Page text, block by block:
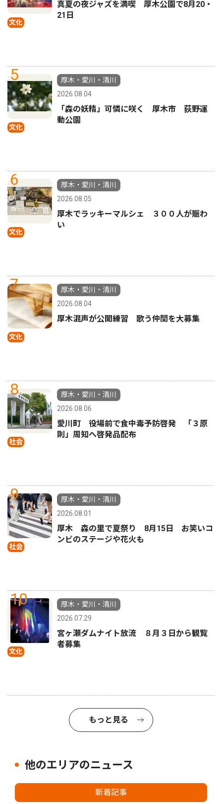
文化
真夏の夜ジャズを満喫 厚木公園で8月20・
21日
5
文化
厚木・愛川・清川
2026.08.04
「森の妖精」可憐に咲く 厚木市 荻野運
動公園
6
文化
厚木・愛川・清川
2026.08.05
厚木でラッキーマルシェ ３００人が賑わ
い
7
文化
厚木・愛川・清川
2026.08.04
厚木混声が公開練習 歌う仲間を大募集
8
社会
厚木・愛川・清川
2026.08.06
愛川町 役場前で食中毒予防啓発 「３原
則」周知へ啓発品配布
9
社会
厚木・愛川・清川
2026.08.01
厚木 森の里で夏祭り 8月15日 お笑いコ
ンビのステージや花火も
10
文化
厚木・愛川・清川
2026.07.29
宮ヶ瀬ダムナイト放流 ８月３日から観覧
者募集
もっと見る
他のエリアのニュース
新着記事